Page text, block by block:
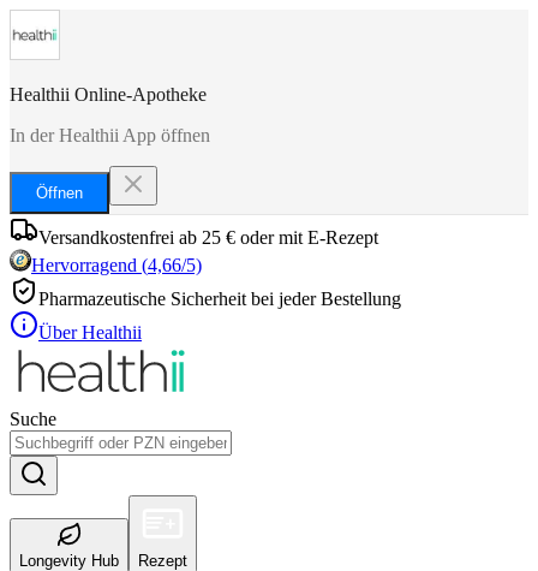
Healthii Online-Apotheke
In der Healthii App öffnen
Öffnen
Versandkostenfrei ab 25 € oder mit E-Rezept
Hervorragend (4,66/5)
Pharmazeutische Sicherheit bei jeder Bestellung
Über Healthii
Suche
Longevity Hub Rezept